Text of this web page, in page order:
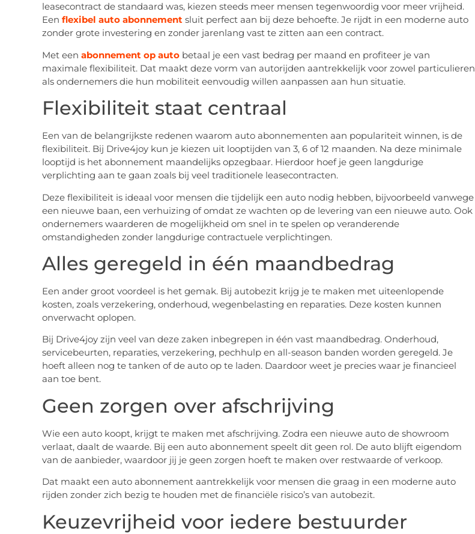
leasecontract de standaard was, kiezen steeds meer mensen tegenwoordig voor meer vrijheid.
Een flexibel auto abonnementsluit perfect aan bij deze behoefte. Je rijdt in een moderne auto
zonder grote investering en zonder jarenlang vast te zitten aan een contract.
Met een abonnement op autobetaal je een vast bedrag per maand en profiteer je van
maximale flexibiliteit. Dat maakt deze vorm van autorijden aantrekkelijk voor zowel particulieren
als ondernemers die hun mobiliteit eenvoudig willen aanpassen aan hun situatie.
Flexibiliteit staat centraal
Een van de belangrijkste redenen waarom auto abonnementen aan populariteit winnen, is de
flexibiliteit. Bij Drive4joy kun je kiezen uit looptijden van 3, 6 of 12 maanden. Na deze minimale
looptijd is het abonnement maandelijks opzegbaar. Hierdoor hoef je geen langdurige
verplichting aan te gaan zoals bij veel traditionele leasecontracten.
Deze flexibiliteit is ideaal voor mensen die tijdelijk een auto nodig hebben, bijvoorbeeld vanwege
een nieuwe baan, een verhuizing of omdat ze wachten op de levering van een nieuwe auto. Ook
ondernemers waarderen de mogelijkheid om snel in te spelen op veranderende
omstandigheden zonder langdurige contractuele verplichtingen.
Alles geregeld in één maandbedrag
Een ander groot voordeel is het gemak. Bij autobezit krijg je te maken met uiteenlopende
kosten, zoals verzekering, onderhoud, wegenbelasting en reparaties. Deze kosten kunnen
onverwacht oplopen.
Bij Drive4joy zijn veel van deze zaken inbegrepen in één vast maandbedrag. Onderhoud,
servicebeurten, reparaties, verzekering, pechhulp en all-season banden worden geregeld. Je
hoeft alleen nog te tanken of de auto op te laden. Daardoor weet je precies waar je financieel
aan toe bent.
Geen zorgen over afschrijving
Wie een auto koopt, krijgt te maken met afschrijving. Zodra een nieuwe auto de showroom
verlaat, daalt de waarde. Bij een auto abonnement speelt dit geen rol. De auto blijft eigendom
van de aanbieder, waardoor jij je geen zorgen hoeft te maken over restwaarde of verkoop.
Dat maakt een auto abonnement aantrekkelijk voor mensen die graag in een moderne auto
rijden zonder zich bezig te houden met de financiële risico’s van autobezit.
Keuzevrijheid voor iedere bestuurder